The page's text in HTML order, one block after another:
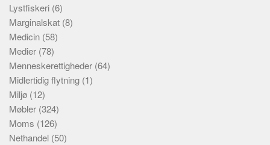
Lystfiskeri (6)
Marginalskat (8)
Medicin (58)
Medier (78)
Menneskerettigheder (64)
Midlertidig flytning (1)
Miljø (12)
Møbler (324)
Moms (126)
Nethandel (50)